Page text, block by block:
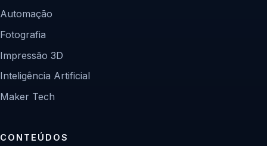
Automação
Fotografia
Impressão 3D
Inteligência Artificial
Maker Tech
CONTEÚDOS